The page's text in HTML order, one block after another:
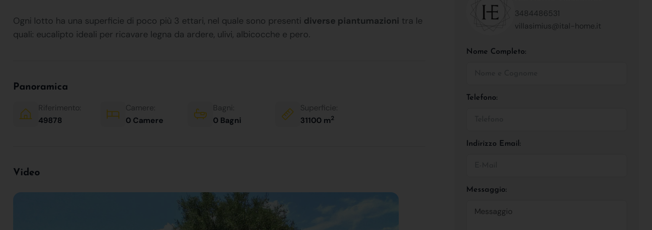
Ogni lotto ha una superficie di poco più 3 ettari, nel quale sono presenti diverse piantumazioni tra le
quali: eucalipto ideali per ricavare legna da ardere, ulivi, albicocche e pero.
Panoramica
Riferimento:
49878
Camere:
0 Camere
Bagni:
0 Bagni
Superficie:
31100 m2
Video
3484486531
villasimius@ital-home.it
Nome Completo:
Telefono:
Indirizzo Email:
Messaggio: